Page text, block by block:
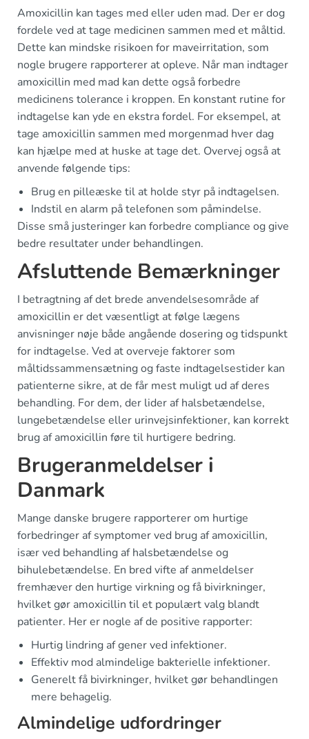
Amoxicillin kan tages med eller uden mad. Der er dog
fordele ved at tage medicinen sammen med et måltid.
Dette kan mindske risikoen for maveirritation, som
nogle brugere rapporterer at opleve. Når man indtager
amoxicillin med mad kan dette også forbedre
medicinens tolerance i kroppen. En konstant rutine for
indtagelse kan yde en ekstra fordel. For eksempel, at
tage amoxicillin sammen med morgenmad hver dag
kan hjælpe med at huske at tage det. Overvej også at
anvende følgende tips:
Brug en pilleæske til at holde styr på indtagelsen.
Indstil en alarm på telefonen som påmindelse.
Disse små justeringer kan forbedre compliance og give
bedre resultater under behandlingen.
Afsluttende Bemærkninger
I betragtning af det brede anvendelsesområde af
amoxicillin er det væsentligt at følge lægens
anvisninger nøje både angående dosering og tidspunkt
for indtagelse. Ved at overveje faktorer som
måltidssammensætning og faste indtagelsestider kan
patienterne sikre, at de får mest muligt ud af deres
behandling. For dem, der lider af halsbetændelse,
lungebetændelse eller urinvejsinfektioner, kan korrekt
brug af amoxicillin føre til hurtigere bedring.
Brugeranmeldelser i
Danmark
Mange danske brugere rapporterer om hurtige
forbedringer af symptomer ved brug af amoxicillin,
især ved behandling af halsbetændelse og
bihulebetændelse. En bred vifte af anmeldelser
fremhæver den hurtige virkning og få bivirkninger,
hvilket gør amoxicillin til et populært valg blandt
patienter. Her er nogle af de positive rapporter:
Hurtig lindring af gener ved infektioner.
Effektiv mod almindelige bakterielle infektioner.
Generelt få bivirkninger, hvilket gør behandlingen
mere behagelig.
Almindelige udfordringer